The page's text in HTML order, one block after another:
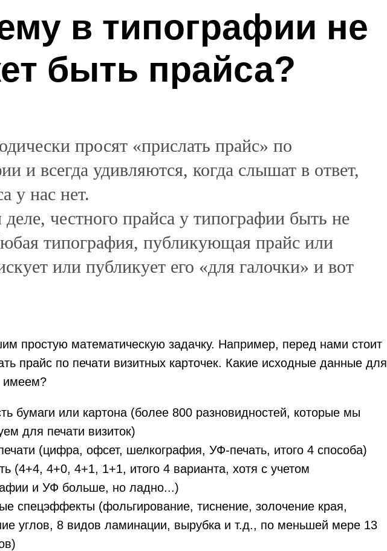
в типографии не
быть прайса?
просят «прислать прайс» по
и всегда удивляются, когда слышат в ответ,
у нас нет.
честного прайса у типографии быть не
типография, публикующая прайс или
или публикует его «для галочки» и вот
простую математическую задачку. Например, перед нами стоит
прайс по печати визитных карточек. Какие исходные данные для
имеем?
бумаги или картона (более 800 разновидностей, которые мы
для печати визиток)
(цифра, офсет, шелкография, УФ-печать, итого 4 способа)
(4+4, 4+0, 4+1, 1+1, итого 4 варианта, хотя с учетом
и УФ больше, но ладно...)
спецэффекты (фольгирование, тиснение, золочение края,
углов, 8 видов ламинации, вырубка и т.д., по меньшей мере 13